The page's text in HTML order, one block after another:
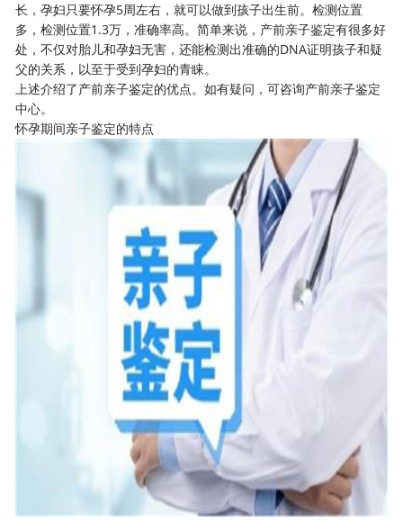
长，孕妇只要怀孕5周左右，就可以做到孩子出生前。检测位置
多，检测位置1.3万，准确率高。简单来说，产前亲子鉴定有很多好
处，不仅对胎儿和孕妇无害，还能检测出准确的DNA证明孩子和疑
父的关系，以至于受到孕妇的青睐。
上述介绍了产前亲子鉴定的优点。如有疑问，可咨询产前亲子鉴定
中心。
怀孕期间亲子鉴定的特点